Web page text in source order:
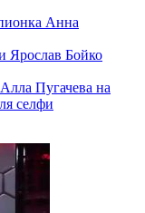
Анна
Ярослав Бойко
Алла Пугачева на
селфи